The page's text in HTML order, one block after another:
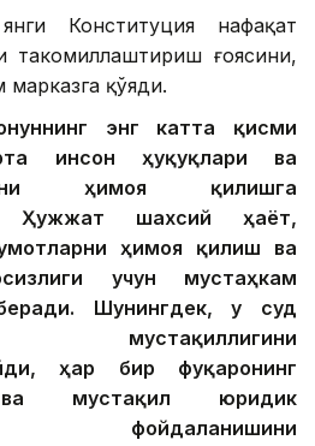
Конституция нафақат
такомиллаштириш ғоясини,
қўяди.
энг катта қисми
инсон ҳуқуқлари ва
ҳимоя қилишга
Ҳужжат шахсий ҳаёт,
ҳимоя қилиш ва
учун мустаҳкам
Шунингдек, у суд
мустақиллигини
ҳар бир фуқаронинг
мустақил юридик
фойдаланишини